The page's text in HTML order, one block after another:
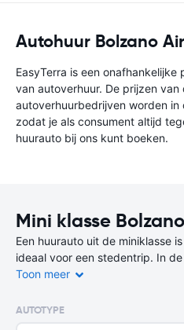
Autohuur Bolzano
EasyTerra is een
van autoverhuur. De prijzen
autoverhuurbedrijven worden in
zodat je als consument altijd
huurauto bij ons kunt boeken.
Mini klasse
Een huurauto uit de miniklasse
ideaal voor een stedentrip. In
uit de miniklasse de
Er zijn op deze bestemming niet
beschikbaar, maar ook 4-deurs
Toon meer
AUTOTYPE